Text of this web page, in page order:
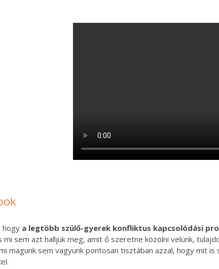
hogy a legtöbb szülő-gyerek konfliktus kapcsolódási
mi sem azt halljuk meg, amit ő szeretne közölni velünk,
magunk sem vagyunk pontosan tisztában azzal, hogy mit